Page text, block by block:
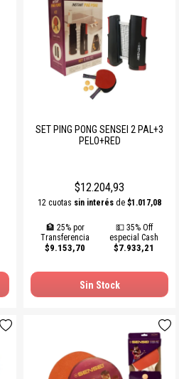
SET PING PONG SENSEI 2 PAL+3
PELO+RED
$12.204,93
12 cuotas sin interés de $1.017,08
🏦 25% por
Transferencia
$9.153,70
💵 35% Off
especial Cash
$7.933,21
Sin Stock